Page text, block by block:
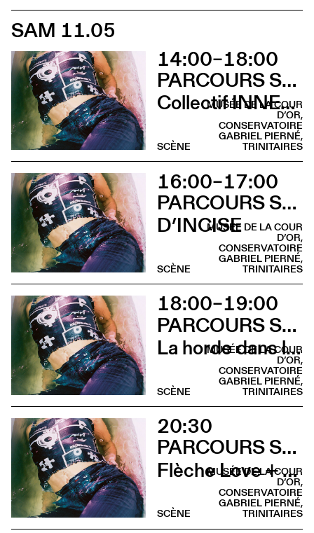
SAM 11.05
14:00–18:00
PARCOURS SUR LA COLLINE SAINTE-CROIX
Collectif INNER LIGHT
MUSÉE DE LA COUR
D’OR,
CONSERVATOIRE
GABRIEL PIERNÉ,
TRINITAIRES
SCÈNE
16:00–17:00
PARCOURS SUR LA COLLINE SAINTE-CROIX
D’INCISEMUSÉE DE LA COUR
D’OR,
CONSERVATOIRE
GABRIEL PIERNÉ,
TRINITAIRES
SCÈNE
18:00–19:00
PARCOURS SUR LA COLLINE SAINTE-CROIX
La horde dans les pavés
MUSÉE DE LA COUR
D’OR,
CONSERVATOIRE
GABRIEL PIERNÉ,
TRINITAIRES
SCÈNE
20:30
PARCOURS SUR LA COLLINE SAINTE-CROIX
Flèche Love + Sami Galbi
MUSÉE DE LA COUR
D’OR,
CONSERVATOIRE
GABRIEL PIERNÉ,
TRINITAIRES
SCÈNE